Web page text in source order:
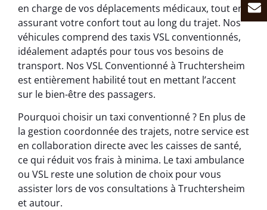
en charge de vos déplacements médicaux, tout en
assurant votre confort tout au long du trajet. Nos
véhicules comprend des taxis VSL conventionnés,
idéalement adaptés pour tous vos besoins de
transport. Nos VSL Conventionné à Truchtersheim
est entièrement habilité tout en mettant l’accent
sur le bien-être des passagers.
Pourquoi choisir un taxi conventionné ? En plus de
la gestion coordonnée des trajets, notre service est
en collaboration directe avec les caisses de santé,
ce qui réduit vos frais à minima. Le taxi ambulance
ou VSL reste une solution de choix pour vous
assister lors de vos consultations à Truchtersheim
et autour.